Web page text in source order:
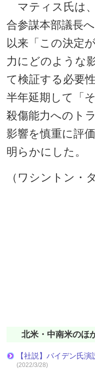
マティス氏は
合参謀本部議長
以来「この決定
力にどのような
て検証する必要
半年延期して「
殺傷能力へのト
影響を慎重に評
明らかにした。
（ワシントン・
北米・中南米のほ
【社説】バイデン氏
(2022/3/28)